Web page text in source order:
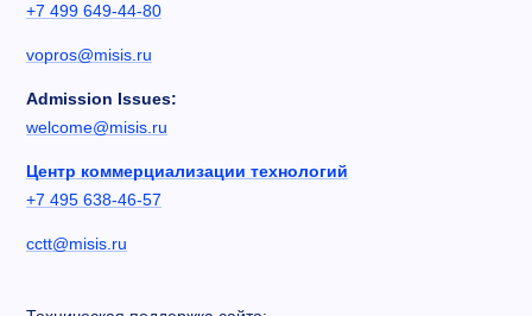
+7 499 649-44-80
vopros@misis.ru
Admission Issues:
welcome@misis.ru
Центр коммерциализации технологий
+7 495 638-46-57
cctt@misis.ru